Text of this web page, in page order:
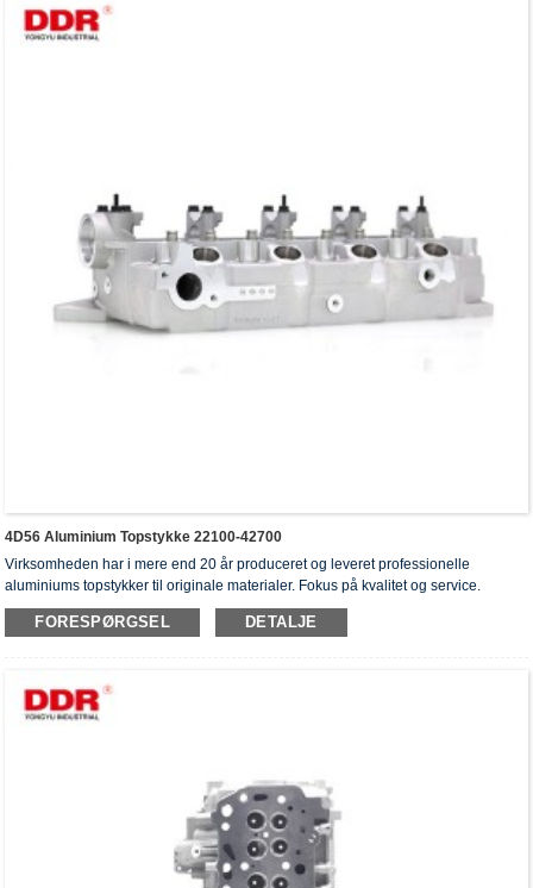
4D56 Aluminium Topstykke 22100-42700
Virksomheden har i mere end 20 år produceret og leveret professionelle
aluminiums topstykker til originale materialer. Fokus på kvalitet og service.
Topstykkerne har opnået ISO16949-godkendelsescertifikater, "højtforseglet
topstykke", "cylinderhovedernes lange levetid" og fem andre
FORESPØRGSEL DETALJE